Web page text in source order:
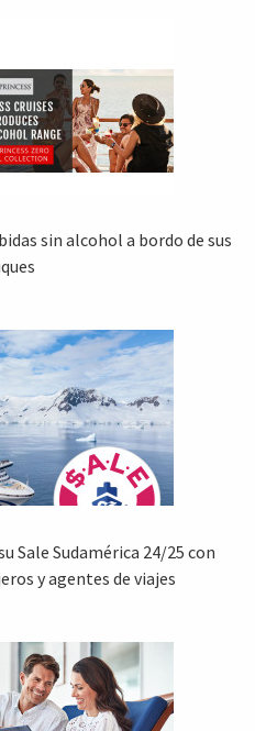
sin alcohol a bordo de sus
Sale Sudamérica 24/25 con
y agentes de viajes